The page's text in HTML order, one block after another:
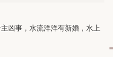
凶事，水流洋洋有新婚，水上